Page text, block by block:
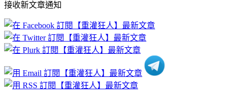
文
章
分
類
接收新文章通知